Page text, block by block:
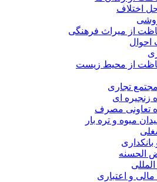
اختلاف
از میراث فرهنگی
احوال
از محیط زیست
تجاری
زنجیره ای
تعاونی مصرف
میوه و تره بار
الحسنه
و اعتباری